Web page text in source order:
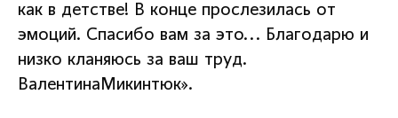
как в детстве! В конце прослезилась от
эмоций. Спасибо вам за это... Благодарю и
низко кланяюсь за ваш труд.
ВалентинаМикинтюк».